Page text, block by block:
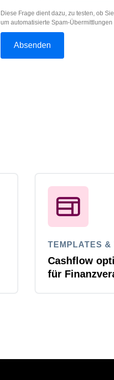
Diese Frage dient dazu, zu testen, ob
um automatisierte Spam-
TEMPLATES &
Cashflow
für